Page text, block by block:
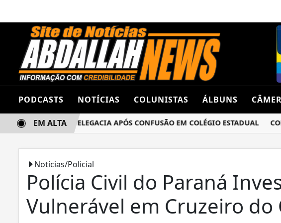
PODCASTS NOTÍCIAS COLUNISTAS ÁLBUNS
TERMINA NA DELEGACIA APÓS CONFUSÃO EM COLÉGIO ESTADUAL
EM ALTA
Notícias/Policial
Polícia Civil do Paraná
Vulnerável em Cruzeiro do